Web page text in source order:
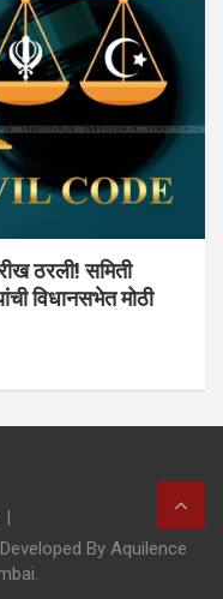
ठरली! समिती
विधानसभेत मोठी
By Aquilence